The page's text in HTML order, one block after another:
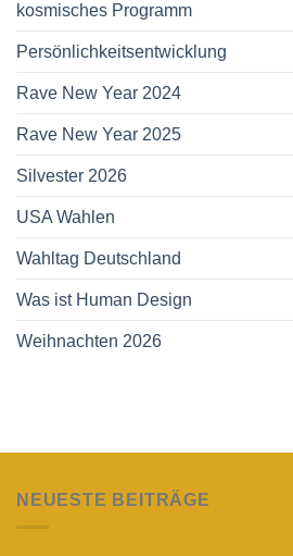
kosmisches Programm
Persönlichkeitsentwicklung
Rave New Year 2024
Rave New Year 2025
Silvester 2026
USA Wahlen
Wahltag Deutschland
Was ist Human Design
Weihnachten 2026
NEUESTE BEITRÄGE